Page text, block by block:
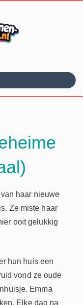
haar nieuwe
Ze miste haar
ooit gelukkig
hun huis een
vond ze oude
Emma
Elke dag na